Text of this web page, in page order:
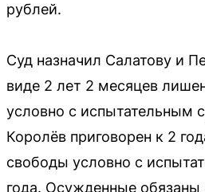
рублей.
Суд назначил Салатову и
виде 2 лет 2 месяцев
условно с испытательным
Королёв приговорен к 2
свободы условно с
года. Осужденные обязаны